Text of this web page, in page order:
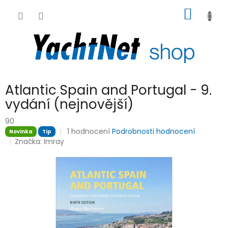
KOŠÍK
Atlantic Spain and Portugal - 9.
vydání (nejnovější)
90
Novinka Tip
Průměrné
je
5,0
z
5
hvězdiček.
1 hodnocení Podrobnosti hodnocení
Značka:Imray